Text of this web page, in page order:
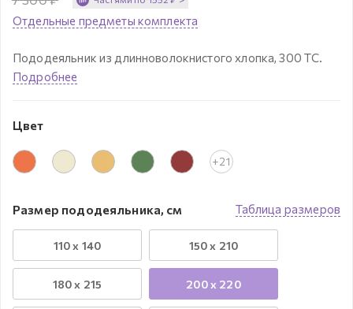
Отдельные предметы комплекта
Пододеяльник из длинноволокнистого хлопка, 300 ТС.
Подробнее
Цвет
+21
Таблица размеров
Размер пододеяльника, см
110 х 140 150 x 210
180 x 215 200 x 220